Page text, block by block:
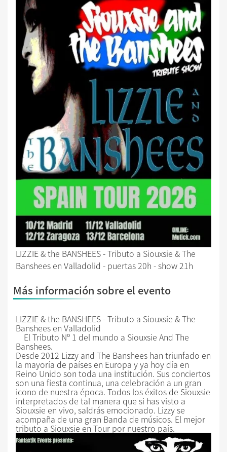
LIZZIE & the BANSHEES - Tributo a Siouxsie & The
Banshees en Valladolid - puertas 20h - show 21h
Más información sobre el evento
LIZZIE & the BANSHEES - Tributo a Siouxsie & The
Banshees en Valladolid
El Tributo Nº 1 del mundo a Siouxsie And The
Banshees.
Desde 2012 Lizzy and The Banshees han triunfado en
la mayoría de países en Europa y ya hoy día en
Reino Unido son toda una institución. Sus conciertos
son una fiesta continua, una celebración a un gran
icono de nuestra época. Todos los éxitos de Siouxsie
interpretados de tal manera que si has visto a
Siouxsie en vivo, saldrás emocionado. Lizzy se
acompaña de una gran Banda de músicos. El mejor
tributo a Siouxsie en Tour por nuestro país.